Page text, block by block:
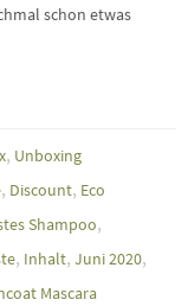
schon etwas
, Unboxing
, Discount, Eco
Shampoo,
, Inhalt, Juni 2020,
Mascara